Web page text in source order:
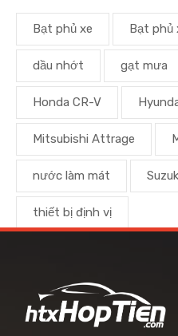
Bạt phủ xe Bạt phủ
dầu nhớt gạt mưa
Honda CR-V
Mitsubishi Attrage
nước làm mát
thiết bị định vị